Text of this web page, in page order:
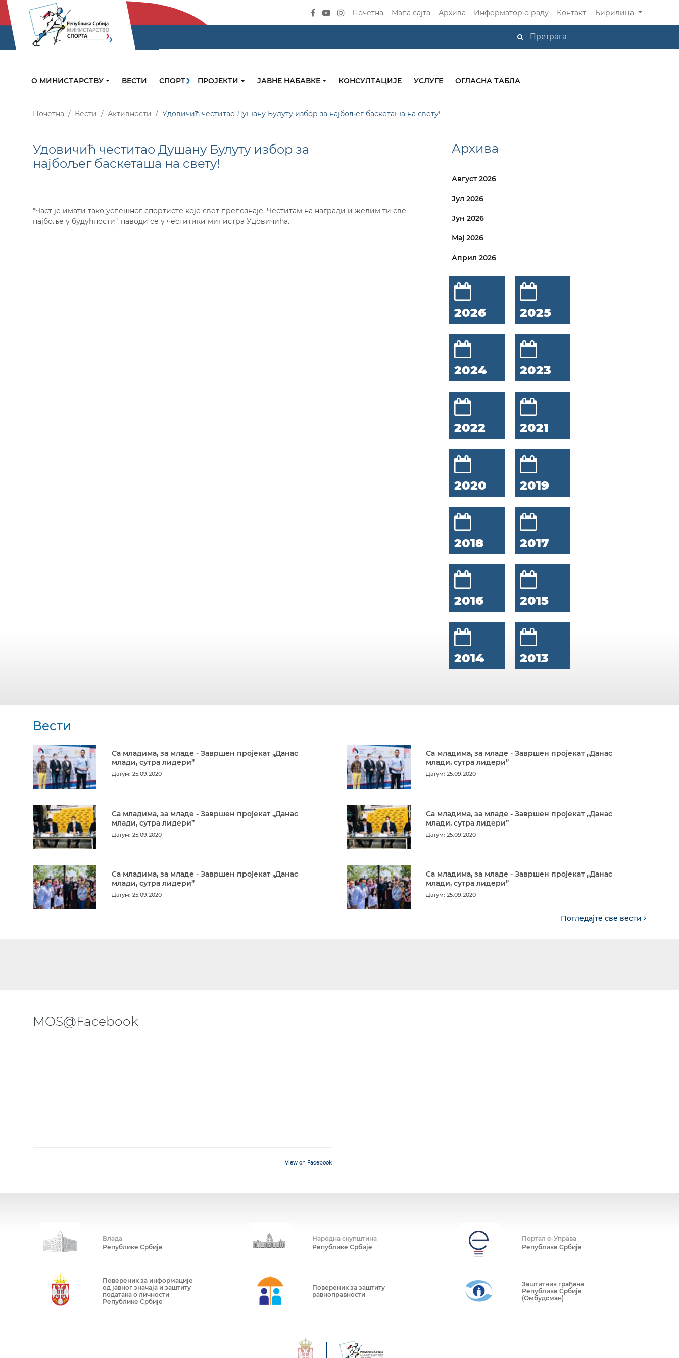
Почетна Мапа сајта Архива Информатор о раду Контакт Ћирилица
О МИНИСТАРСТВУ ВЕСТИ СПОРТ ПРОЈЕКТИ ЈАВНЕ НАБАВКЕ КОНСУЛТАЦИЈЕ УСЛУГЕ ОГЛАСНА ТАБЛА
Почетна Вести Активности Удовичић честитао Душану Булуту избор за најбољег баскеташа на свету!
Удовичић честитао Душану Булуту избор за
најбољег баскеташа на свету!
"Част је имати тако успешног спортисте које свет препознаје. Честитам на награди и желим ти све
најбоље у будућности", наводи се у честитики министра Удовичића.
Архива
Август 2026
Јул 2026
Јун 2026
Мај 2026
Април 2026
2026 2025
2024 2023
2022 2021
2020 2019
2018 2017
2016 2015
2014 2013
Вести
Са младима, за младе - Завршен пројекат „Данас
млади, сутра лидери”
Датум: 25.09.2020
Са младима, за младе - Завршен пројекат „Данас
млади, сутра лидери”
Датум: 25.09.2020
Са младима, за младе - Завршен пројекат „Данас
млади, сутра лидери”
Датум: 25.09.2020
Са младима, за младе - Завршен пројекат „Данас
млади, сутра лидери”
Датум: 25.09.2020
Са младима, за младе - Завршен пројекат „Данас
млади, сутра лидери”
Датум: 25.09.2020
Са младима, за младе - Завршен пројекат „Данас
млади, сутра лидери”
Датум: 25.09.2020
Погледајте све вести
MOS@Facebook
View on Facebook
Влада
Републике Србије
Народна скупштина
Републике Србије
Портал е-Управа
Републике Србије
Повереник за информације
од јавног значаја и заштиту
података о личности
Републике Србије
Повереник за заштиту
равноправности
Заштитник грађана
Републике Србије
(Омбудсман)